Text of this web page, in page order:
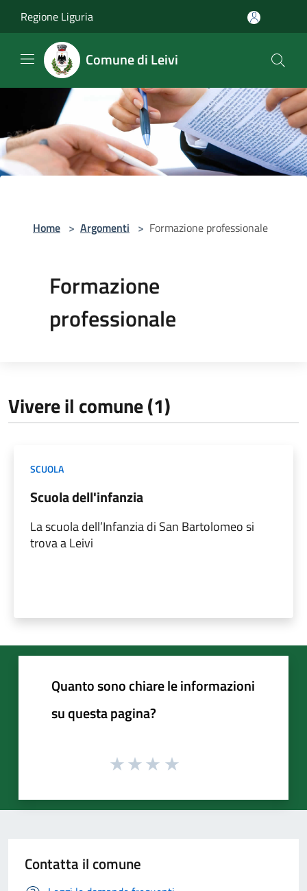
Regione Liguria
Comune di Leivi
Home > Argomenti > Formazione professionale
Formazione
professionale
Vivere il comune (1)
SCUOLA
Scuola dell'infanzia
La scuola dell’Infanzia di San Bartolomeo si
trova a Leivi
Quanto sono chiare le informazioni
su questa pagina?
Contatta il comune